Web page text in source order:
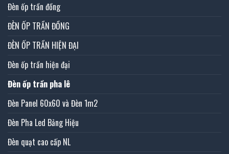
Đèn ốp trần đồng
ĐÈN ỐP TRẦN ĐỒNG
ĐÈN ỐP TRẦN HIỆN ĐẠI
Đèn ốp trần hiện đại
Đèn ốp trần pha lê
Đèn Panel 60x60 và Đèn 1m2
Đèn Pha Led Bảng Hiệu
Đèn quạt cao cấp NL